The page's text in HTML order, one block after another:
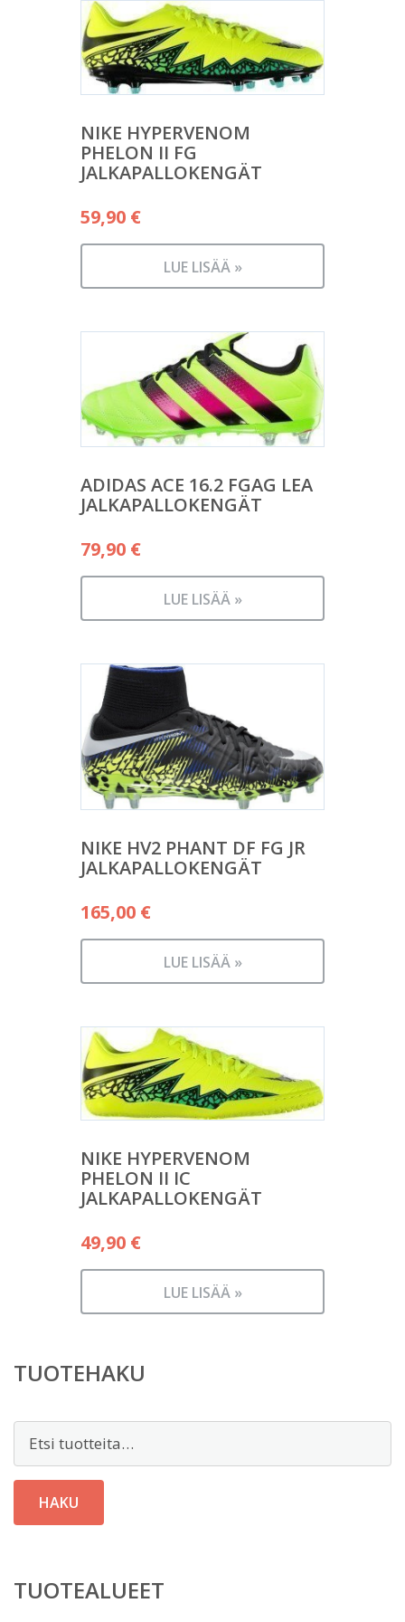
NIKE HYPERVENOM
PHELON II FG
JALKAPALLOKENGÄT
59,90 €
LUE LISÄÄ »
ADIDAS ACE 16.2 FGAG LEA
JALKAPALLOKENGÄT
79,90 €
LUE LISÄÄ »
NIKE HV2 PHANT DF FG JR
JALKAPALLOKENGÄT
165,00 €
LUE LISÄÄ »
NIKE HYPERVENOM
PHELON II IC
JALKAPALLOKENGÄT
49,90 €
LUE LISÄÄ »
TUOTEHAKU
Etsi:
HAKU
TUOTEALUEET